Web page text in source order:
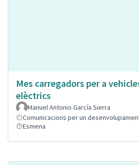
Mes carregadors per a
elèctrics
Manuel Antonio García Sierra
Comunicacions per un
Esmena